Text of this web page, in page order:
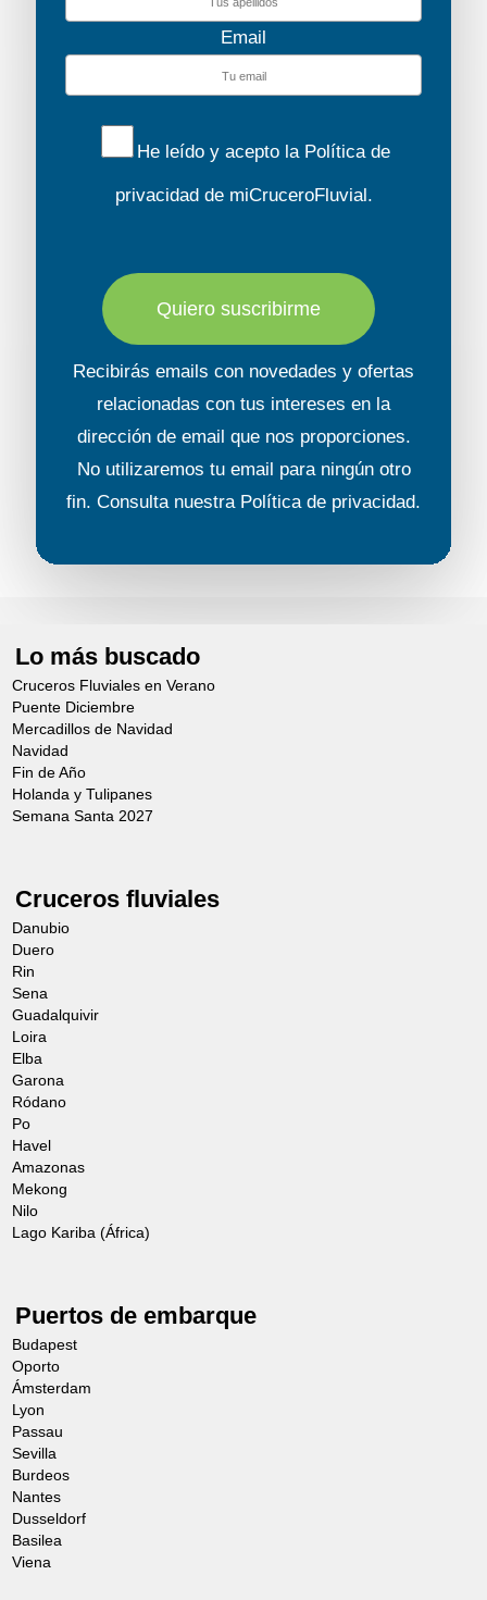
Email
He leído y acepto la Política de
privacidadde miCruceroFluvial.
Quiero suscribirme
Recibirás emails con novedades y ofertas
relacionadas con tus intereses en la
dirección de email que nos proporciones.
No utilizaremos tu email para ningún otro
fin. Consulta nuestra Política de privacidad.
Lo más buscado
Cruceros Fluviales en Verano
Puente Diciembre
Mercadillos de Navidad
Navidad
Fin de Año
Holanda y Tulipanes
Semana Santa 2027
Cruceros fluviales
Danubio
Duero
Rin
Sena
Guadalquivir
Loira
Elba
Garona
Ródano
Po
Havel
Amazonas
Mekong
Nilo
Lago Kariba (África)
Puertos de embarque
Budapest
Oporto
Ámsterdam
Lyon
Passau
Sevilla
Burdeos
Nantes
Dusseldorf
Basilea
Viena